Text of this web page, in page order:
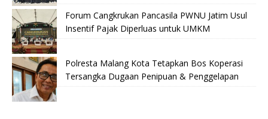
Forum Cangkrukan Pancasila PWNU Jatim Usul
Insentif Pajak Diperluas untuk UMKM
Polresta Malang Kota Tetapkan Bos Koperasi
Tersangka Dugaan Penipuan & Penggelapan